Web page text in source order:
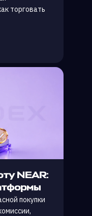
торговать
NEAR:
покупки